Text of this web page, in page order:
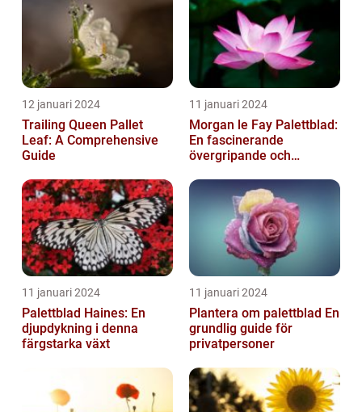
12 januari 2024
Trailing Queen Pallet
Leaf: A Comprehensive
Guide
11 januari 2024
Morgan le Fay Palettblad:
En fascinerande
övergripande och
11 januari 2024
Palettblad Haines: En
djupdykning i denna
färgstarka växt
11 januari 2024
Plantera om palettblad En
grundlig guide för
privatpersoner